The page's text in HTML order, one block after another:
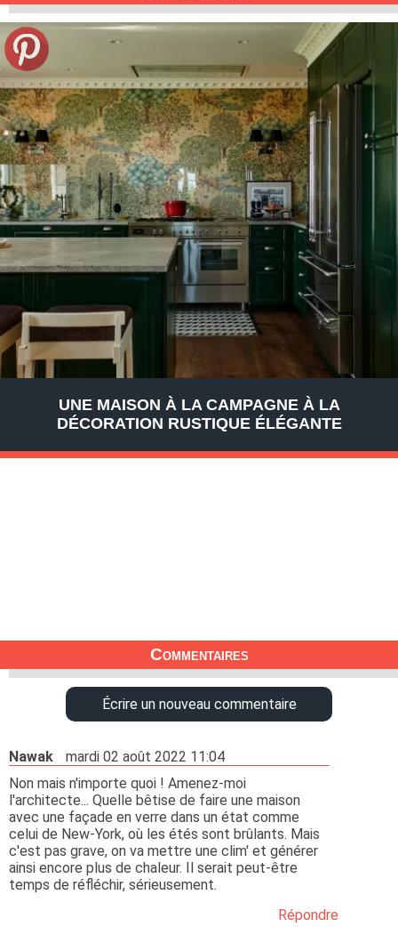
UNE MAISON À LA CAMPAGNE À LA
DÉCORATION RUSTIQUE ÉLÉGANTE
Commentaires
Écrire un nouveau commentaire
Nawak
mardi 02 août 2022 11:04
Non mais n'importe quoi ! Amenez-moi
l'architecte... Quelle bêtise de faire une maison
avec une façade en verre dans un état comme
celui de New-York, où les étés sont brûlants. Mais
c'est pas grave, on va mettre une clim' et générer
ainsi encore plus de chaleur. Il serait peut-être
temps de réfléchir, sérieusement.
Répondre